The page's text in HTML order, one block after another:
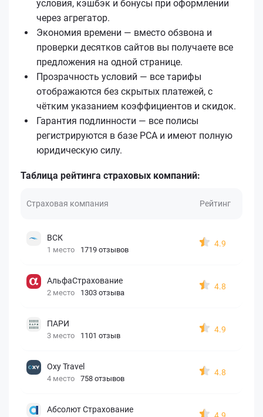
условия, кэшбэк и бонусы при оформлении
через агрегатор.
Экономия времени — вместо обзвона и
проверки десятков сайтов вы получаете все
предложения на одной странице.
Прозрачность условий — все тарифы
отображаются без скрытых платежей, с
чётким указанием коэффициентов и скидок.
Гарантия подлинности — все полисы
регистрируются в базе РСА и имеют полную
юридическую силу.
Таблица рейтинга страховых компаний:
Страховая компания Рейтинг
ВСК
1 место 1719 отзывов
4.9
АльфаСтрахование
2 место 1303 отзыва
4.8
ПАРИ
3 место 1101 отзыв
4.9
Oxy Travel
4 место 758 отзывов
4.8
Абсолют Страхование
4.9